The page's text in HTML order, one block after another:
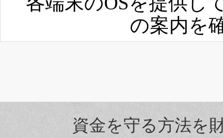
の案内を
資金を守る方法を